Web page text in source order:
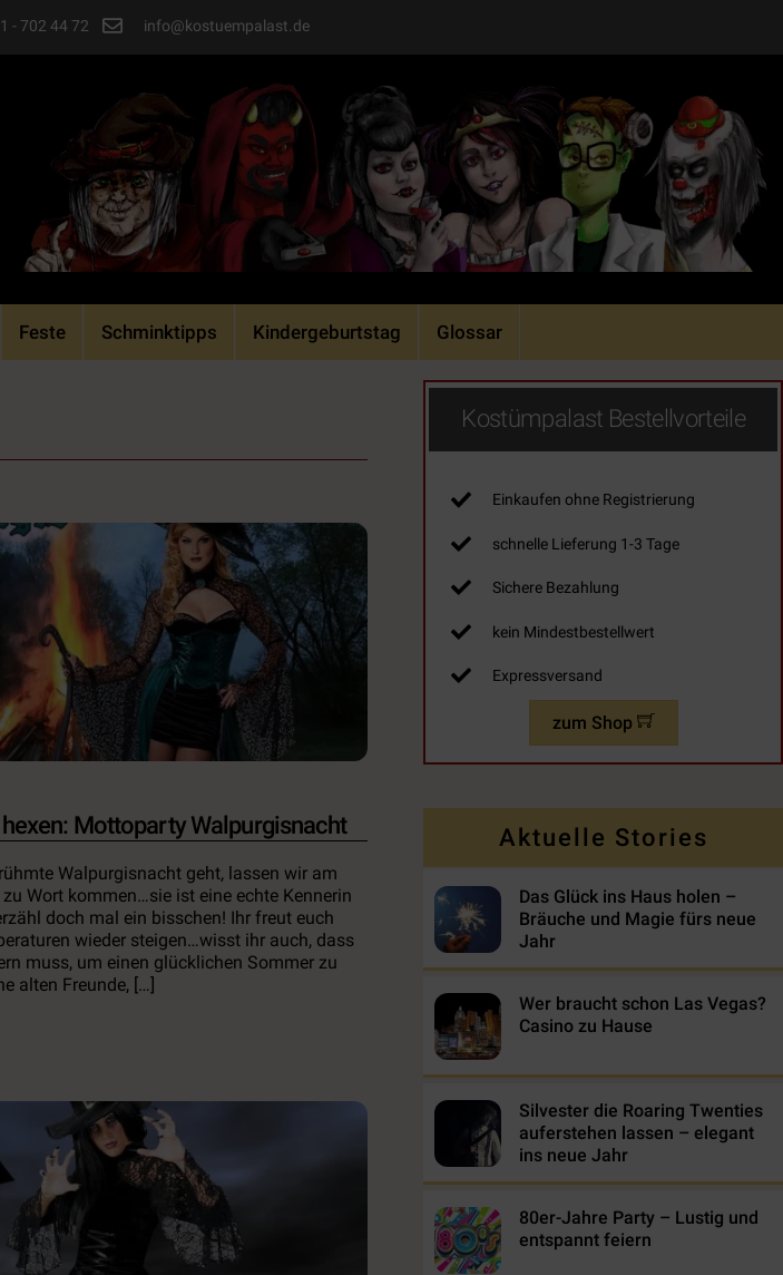
- 702 44 72 info@kostuempalast.de
Feste Schminktipps Kindergeburtstag Glossar
Mottoparty Walpurgisnacht
Walpurgisnacht geht, lassen wir am
Wort kommen…sie ist eine echte Kennerin
doch mal ein bisschen! Ihr freut euch
wieder steigen…wisst ihr auch, dass
muss, um einen glücklichen Sommer zu
alten Freunde, […]
Kostümpalast Bestellvorteile
Einkaufen ohne Registrierung
schnelle Lieferung 1-3 Tage
Sichere Bezahlung
kein Mindestbestellwert
Expressversand
zum Shop
Aktuelle Stories
Das Glück ins Haus holen –
Bräuche und Magie fürs neue
Jahr
Wer braucht schon Las Vegas?
Casino zu Hause
Silvester die Roaring Twenties
auferstehen lassen – elegant
ins neue Jahr
80er-Jahre Party – Lustig und
entspannt feiern